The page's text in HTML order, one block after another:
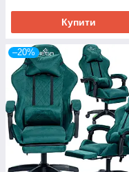
Купити
–20%